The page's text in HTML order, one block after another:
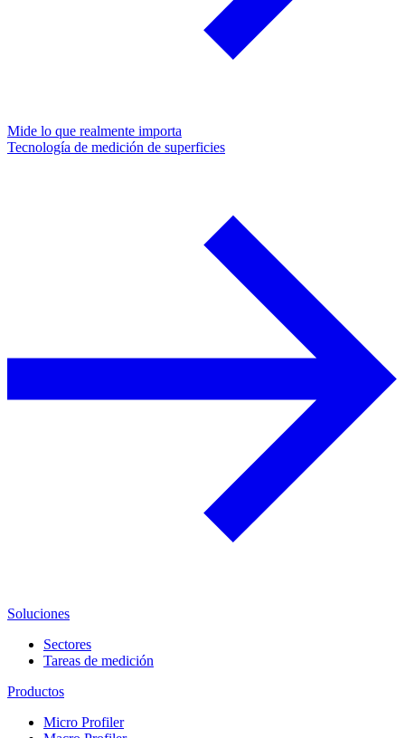
Mide lo que realmente importa
Tecnología de medición de superficies
Soluciones
Sectores
Tareas de medición
Productos
Micro Profiler